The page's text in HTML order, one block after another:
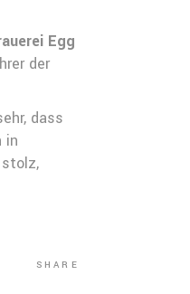
Egg
der
dass
in
SHARE